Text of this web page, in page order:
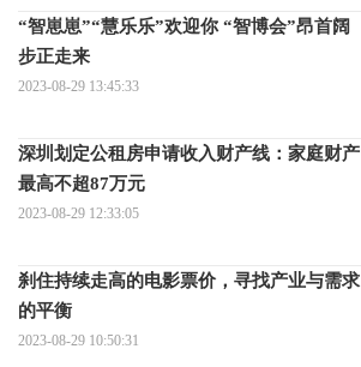
“智崽崽”“慧乐乐”欢迎你 “智博会”昂首阔
步正走来
2023-08-29 13:45:33
深圳划定公租房申请收入财产线：家庭财产
最高不超87万元
2023-08-29 12:33:05
刹住持续走高的电影票价，寻找产业与需求
的平衡
2023-08-29 10:50:31